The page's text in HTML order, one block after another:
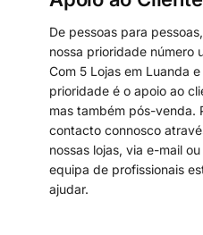
De pessoas para
nossa prioridade número
Com 5 Lojas em Luanda
prioridade é o apoio ao
mas também pós-venda.
contacto connosco
nossas lojas, via e-mail
equipa de profissionais
ajudar.